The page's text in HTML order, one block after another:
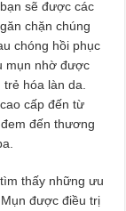
sẽ được các
chặn chúng
chóng hồi phục
mụn nhờ được
hóa làn da.
cấp đến từ
đến thương
thấy những ưu
được điều trị